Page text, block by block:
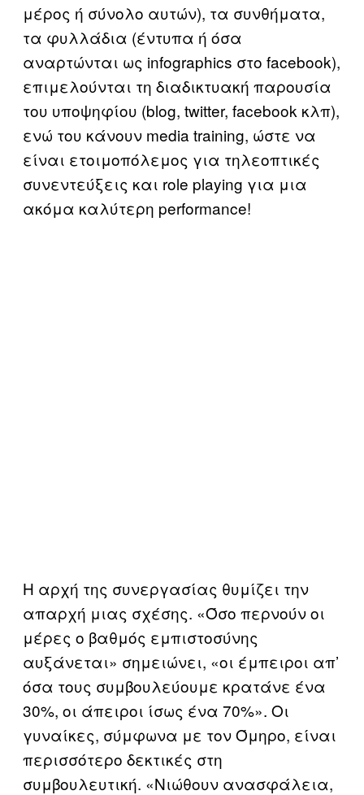
μέρος ή σύνολο αυτών), τα συνθήματα,
τα φυλλάδια (έντυπα ή όσα
αναρτώνται ως infographics στο facebook),
επιμελούνται τη διαδικτυακή παρουσία
του υποψηφίου (blog, twitter, facebook κλπ),
ενώ του κάνουν media training, ώστε να
είναι ετοιμοπόλεμος για τηλεοπτικές
συνεντεύξεις και role playing για μια
ακόμα καλύτερη performance!
Η αρχή της συνεργασίας θυμίζει την
απαρχή μιας σχέσης. «Όσο περνούν οι
μέρες ο βαθμός εμπιστοσύνης
αυξάνεται» σημειώνει, «οι έμπειροι απ’
όσα τους συμβουλεύουμε κρατάνε ένα
30%, οι άπειροι ίσως ένα 70%». Οι
γυναίκες, σύμφωνα με τον Όμηρο, είναι
περισσότερο δεκτικές στη
συμβουλευτική. «Νιώθουν ανασφάλεια,